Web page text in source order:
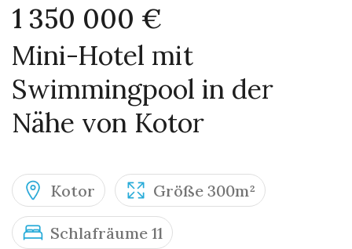
1 350 000 €
Mini-Hotel mit
Swimmingpool in der
Nähe von Kotor
Kotor Größe 300m²
Schlafräume 11